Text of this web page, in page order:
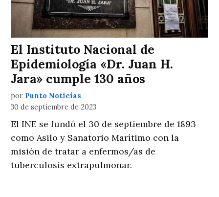
El Instituto Nacional de
Epidemiología «Dr. Juan H.
Jara» cumple 130 años
por Punto Noticias
30 de septiembre de 2023
El INE se fundó el 30 de septiembre de 1893
como Asilo y Sanatorio Marítimo con la
misión de tratar a enfermos/as de
tuberculosis extrapulmonar.